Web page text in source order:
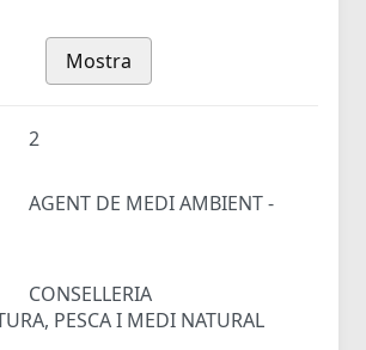
Mostra
2
AGENT DE MEDI AMBIENT -
CONSELLERIA
PESCA I MEDI NATURAL